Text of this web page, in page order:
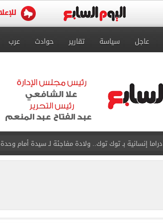
عاجل سياسة تقارير حوادث عرب
قائمة الأمراض الحرجة المحظور على أصحابها التقديم للحج
تسجيل الرغبات مجانا.. معامل تنسيق الجامعات تستقبل
الكشف عن قصر محمد صلاح الفاخر فى طرابزون.. صور